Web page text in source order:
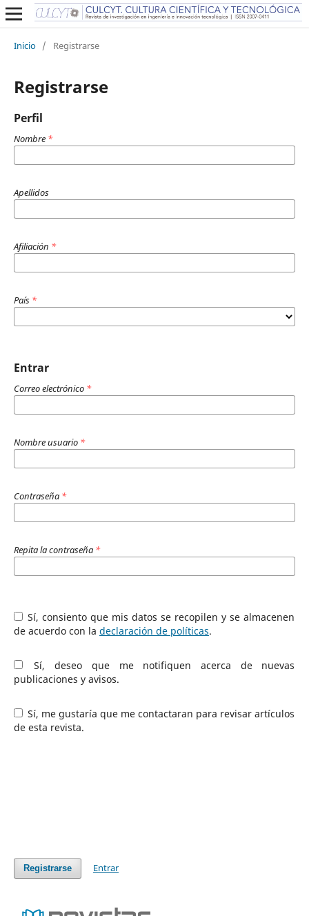
Inicio / Registrarse
Registrarse
Perfil
Nombre *
Apellidos
Afiliación *
País *
Entrar
Correo electrónico *
Nombre usuario *
Contraseña *
Repita la contraseña *
Sí, consiento que mis datos se recopilen y se almacenen
de acuerdo con la declaración de políticas.
Sí, deseo que me notifiquen acerca de nuevas
publicaciones y avisos.
Sí, me gustaría que me contactaran para revisar artículos
de esta revista.
Registrarse Entrar